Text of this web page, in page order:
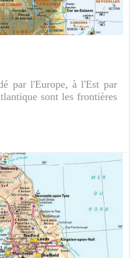
par l'Europe, à l'Est par
sont les frontières